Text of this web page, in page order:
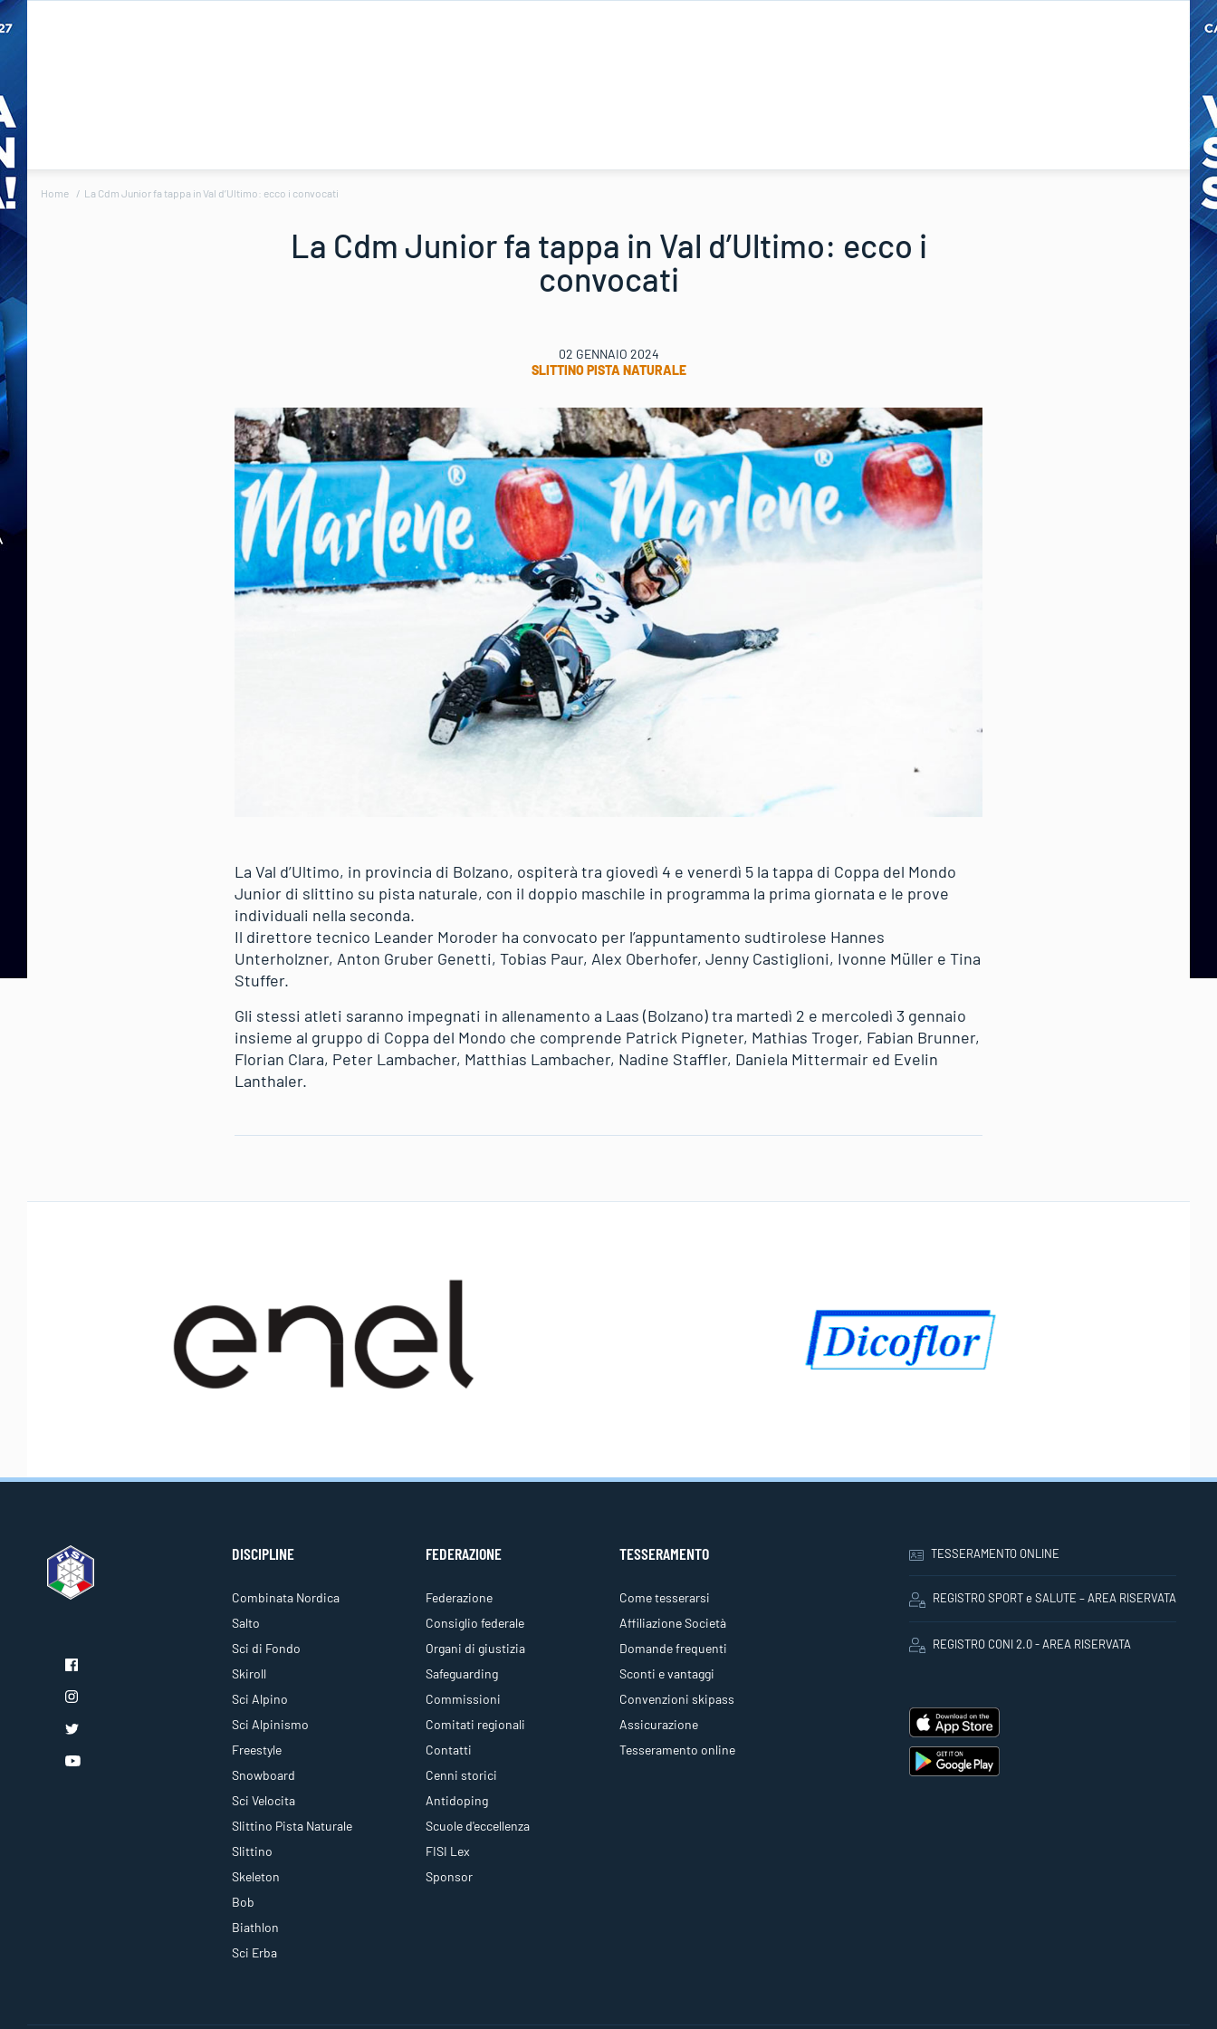
Home La Cdm Junior fa tappa in Val d’Ultimo: ecco i convocati
La Cdm Junior fa tappa in Val d’Ultimo: ecco i
convocati
02 GENNAIO 2024
SLITTINO PISTA NATURALE
La Val d’Ultimo, in provincia di Bolzano, ospiterà tra giovedì 4 e venerdì 5 la tappa di Coppa del Mondo
Junior di slittino su pista naturale, con il doppio maschile in programma la prima giornata e le prove
individuali nella seconda.
Il direttore tecnico Leander Moroder ha convocato per l’appuntamento sudtirolese Hannes
Unterholzner, Anton Gruber Genetti, Tobias Paur, Alex Oberhofer, Jenny Castiglioni, Ivonne Müller e Tina
Stuffer.
Gli stessi atleti saranno impegnati in allenamento a Laas (Bolzano) tra martedì 2 e mercoledì 3 gennaio
insieme al gruppo di Coppa del Mondo che comprende Patrick Pigneter, Mathias Troger, Fabian Brunner,
Florian Clara, Peter Lambacher, Matthias Lambacher, Nadine Staffler, Daniela Mittermair ed Evelin
Lanthaler.
DISCIPLINE
Combinata Nordica
Salto
Sci di Fondo
Skiroll
Sci Alpino
Sci Alpinismo
Freestyle
Snowboard
Sci Velocita
Slittino Pista Naturale
Slittino
Skeleton
Bob
Biathlon
Sci Erba
FEDERAZIONE
Federazione
Consiglio federale
Organi di giustizia
Safeguarding
Commissioni
Comitati regionali
Contatti
Cenni storici
Antidoping
Scuole d'eccellenza
FISI Lex
Sponsor
TESSERAMENTO
Come tesserarsi
Affiliazione Società
Domande frequenti
Sconti e vantaggi
Convenzioni skipass
Assicurazione
Tesseramento online
TESSERAMENTO ONLINE
REGISTRO SPORT e SALUTE – AREA RISERVATA
REGISTRO CONI 2.0 - AREA RISERVATA